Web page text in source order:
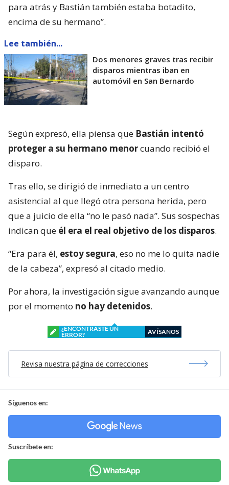
para atrás y Bastián también estaba botadito,
encima de su hermano”.
Lee también...
Dos menores graves tras recibir
disparos mientras iban en
automóvil en San Bernardo
Según expresó, ella piensa que Bastián intentó
proteger a su hermano menorcuando recibió el
disparo.
Tras ello, se dirigió de inmediato a un centro
asistencial al que llegó otra persona herida, pero
que a juicio de ella “no le pasó nada”. Sus sospechas
indican que él era el real objetivo de los disparos.
“Era para él, estoy segura, eso no me lo quita nadie
de la cabeza”, expresó al citado medio.
Por ahora, la investigación sigue avanzando aunque
por el momento no hay detenidos.
¿ENCONTRASTE UN
ERROR?
AVÍSANOS
Revisa nuestra página de correcciones
Síguenos en:
Suscríbete en: